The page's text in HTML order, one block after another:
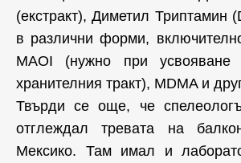
(екстракт), Диметил Триптамин
в различни форми,
MAOI (нужно при усвояване
хранителния тракт), MDMA и
Твърди се още, че
отглеждал тревата на
Мексико. Там имал и